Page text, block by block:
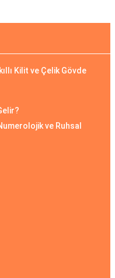
Kilit ve Çelik Gövde
ve Ruhsal